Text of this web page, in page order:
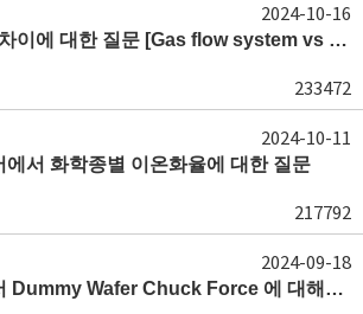
Wafer 영역별 E/R 차이에 대한 질문 [Gas flow system vs E/R]
233472
2024-10-16
에서 화학종별 이온화율에 대한 질문
217792
2024-10-11
ESC 사용 공정에서 Dummy Wafer Chuck Force 에 대해서 궁급합니다
2024-09-18